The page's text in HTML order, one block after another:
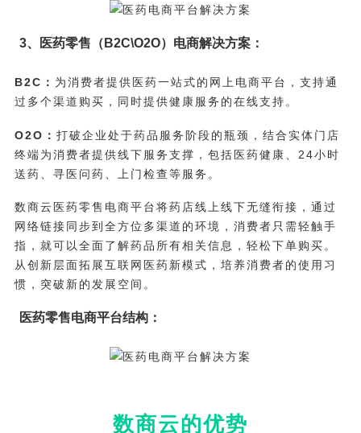
3、医药零售（B2C\O2O）电商解决方案：
B2C： 为消费者提供医药一站式的网上电商平台，支持通
过多个渠道购买，同时提供健康服务的在线支持。
O2O： 打破企业处于药品服务阶段的瓶颈，结合实体门店
终端为消费者提供线下服务支撑，包括医药健康、24小时
送药、寻医问药、上门检查等服务。
数商云医药零售电商平台将药店线上线下无缝衔接，通过
网络链接同步到全方位多渠道的环境，消费者只需轻触手
指，就可以全面了解药品所有相关信息，轻松下单购买。
从创新层面拓展互联网医药新模式，培养消费者的使用习
惯，突破新的发展空间。
医药零售电商平台结构：
数商云的优势